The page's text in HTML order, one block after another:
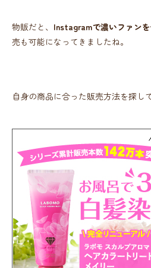
物販だと、 Instagramで濃いファン
売も可能になってきましたね。
自身の商品に合った販売方法を探し